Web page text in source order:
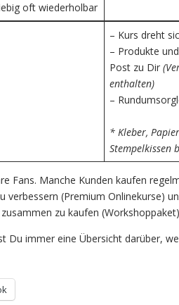
oft wiederholbar
– Kurs dreht
– Produkte
Post zu Dir
enthalten)
–
* Kleber,
Stempelkissen
Fans. Manche Kunden kaufen
verbessern (Premium Onlinekurse)
zu kaufen
Du immer eine Übersicht darüber,